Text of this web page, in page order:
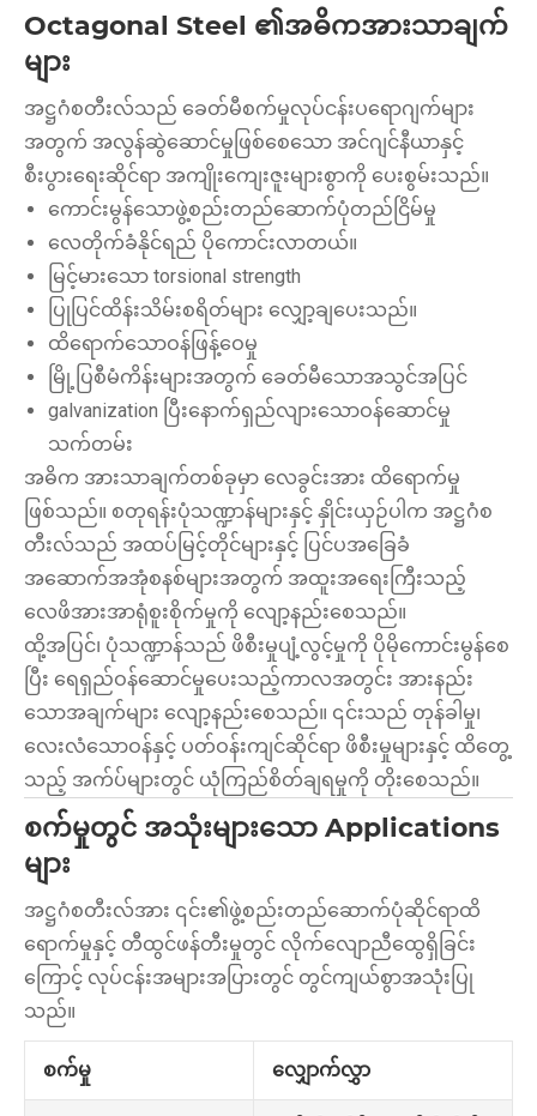
Octagonal Steel ၏အဓိကအားသာချက်
များ
အဋ္ဌဂံစတီးလ်သည် ခေတ်မီစက်မှုလုပ်ငန်းပရောဂျက်များ
အတွက် အလွန်ဆွဲဆောင်မှုဖြစ်စေသော အင်ဂျင်နီယာနှင့်
စီးပွားရေးဆိုင်ရာ အကျိုးကျေးဇူးများစွာကို ပေးစွမ်းသည်။
ကောင်းမွန်သောဖွဲ့စည်းတည်ဆောက်ပုံတည်ငြိမ်မှု
လေတိုက်ခံနိုင်ရည် ပိုကောင်းလာတယ်။
မြင့်မားသော torsional strength
ပြုပြင်ထိန်းသိမ်းစရိတ်များ လျှော့ချပေးသည်။
ထိရောက်သောဝန်ဖြန့်ဝေမှု
မြို့ပြစီမံကိန်းများအတွက် ခေတ်မီသောအသွင်အပြင်
galvanization ပြီးနောက်ရှည်လျားသောဝန်ဆောင်မှု
သက်တမ်း
အဓိက အားသာချက်တစ်ခုမှာ လေခွင်းအား ထိရောက်မှု
ဖြစ်သည်။ စတုရန်းပုံသဏ္ဍာန်များနှင့် နှိုင်းယှဉ်ပါက အဋ္ဌဂံစ
တီးလ်သည် အထပ်မြင့်တိုင်များနှင့် ပြင်ပအခြေခံ
အဆောက်အအုံစနစ်များအတွက် အထူးအရေးကြီးသည့်
လေဖိအားအာရုံစူးစိုက်မှုကို လျော့နည်းစေသည်။
ထို့အပြင်၊ ပုံသဏ္ဍာန်သည် ဖိစီးမှုပျံ့လွင့်မှုကို ပိုမိုကောင်းမွန်စေ
ပြီး ရေရှည်ဝန်ဆောင်မှုပေးသည့်ကာလအတွင်း အားနည်း
သောအချက်များ လျော့နည်းစေသည်။ ၎င်းသည် တုန်ခါမှု၊
လေးလံသောဝန်နှင့် ပတ်ဝန်းကျင်ဆိုင်ရာ ဖိစီးမှုများနှင့် ထိတွေ့
သည့် အက်ပ်များတွင် ယုံကြည်စိတ်ချရမှုကို တိုးစေသည်။
စက်မှုတွင် အသုံးများသော Applications
များ
အဋ္ဌဂံစတီးလ်အား ၎င်း၏ဖွဲ့စည်းတည်ဆောက်ပုံဆိုင်ရာထိ
ရောက်မှုနှင့် တီထွင်ဖန်တီးမှုတွင် လိုက်လျောညီထွေရှိခြင်း
ကြောင့် လုပ်ငန်းအများအပြားတွင် တွင်ကျယ်စွာအသုံးပြု
သည်။
စက်မှု လျှောက်လွှာ